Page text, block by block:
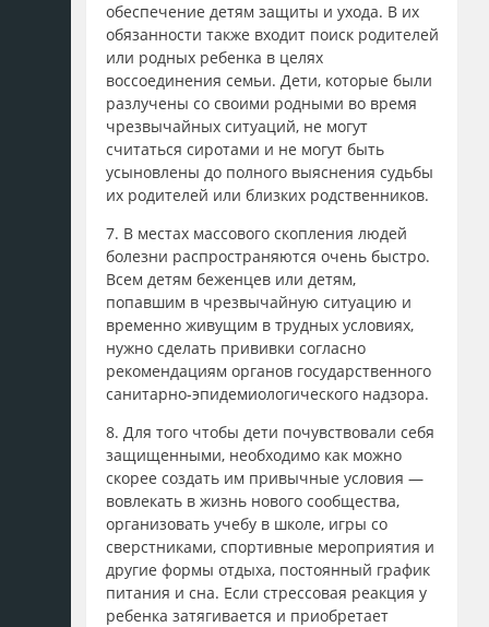
обеспечение детям защиты и ухода. В их
обязанности также входит поиск родителей
или родных ребенка в целях
воссоединения семьи. Дети, которые были
разлучены со своими родными во время
чрезвычайных ситуаций, не могут
считаться сиротами и не могут быть
усыновлены до полного выяснения судьбы
их родителей или близких родственников.
7. В местах массового скопления людей
болезни распространяются очень быстро.
Всем детям беженцев или детям,
попавшим в чрезвычайную ситуацию и
временно живущим в трудных условиях,
нужно сделать прививки согласно
рекомендациям органов государственного
санитарно-эпидемиологического надзора.
8. Для того чтобы дети почувствовали себя
защищенными, необходимо как можно
скорее создать им привычные условия —
вовлекать в жизнь нового сообщества,
организовать учебу в школе, игры со
сверстниками, спортивные мероприятия и
другие формы отдыха, постоянный график
питания и сна. Если стрессовая реакция у
ребенка затягивается и приобретает